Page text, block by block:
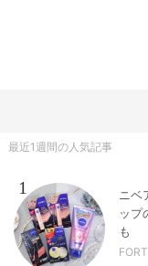
最近1週間の人気記事
1
ニベ
ップ
も